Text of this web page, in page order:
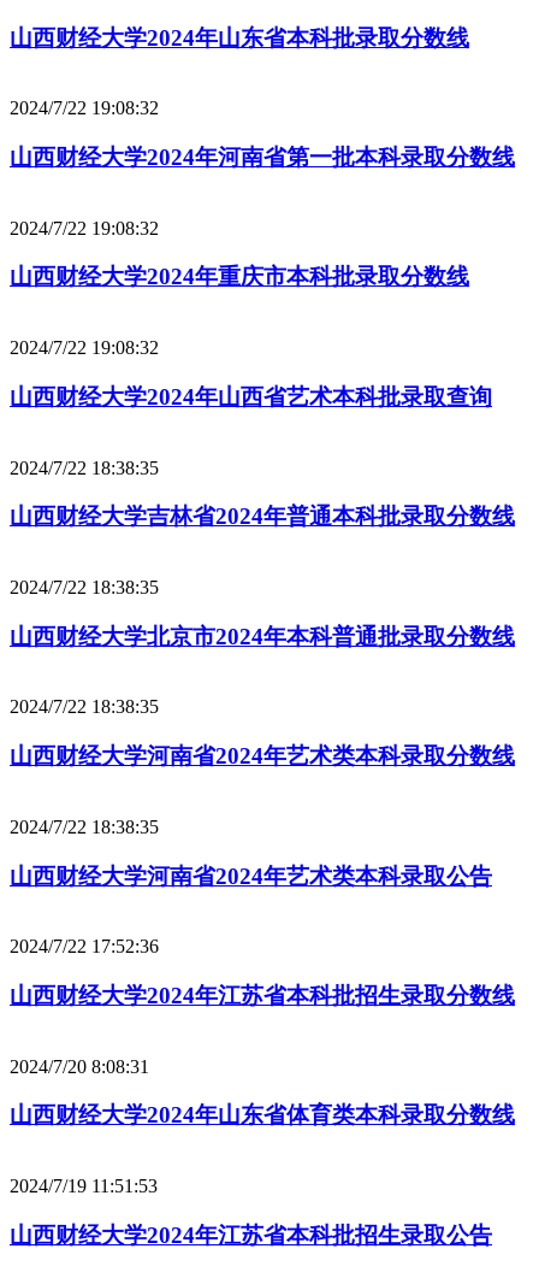
山西财经大学2024年山东省本科批录取分数线
2024/7/22 19:08:32
山西财经大学2024年河南省第一批本科录取分数线
2024/7/22 19:08:32
山西财经大学2024年重庆市本科批录取分数线
2024/7/22 19:08:32
山西财经大学2024年山西省艺术本科批录取查询
2024/7/22 18:38:35
山西财经大学吉林省2024年普通本科批录取分数线
2024/7/22 18:38:35
山西财经大学北京市2024年本科普通批录取分数线
2024/7/22 18:38:35
山西财经大学河南省2024年艺术类本科录取分数线
2024/7/22 18:38:35
山西财经大学河南省2024年艺术类本科录取公告
2024/7/22 17:52:36
山西财经大学2024年江苏省本科批招生录取分数线
2024/7/20 8:08:31
山西财经大学2024年山东省体育类本科录取分数线
2024/7/19 11:51:53
山西财经大学2024年江苏省本科批招生录取公告